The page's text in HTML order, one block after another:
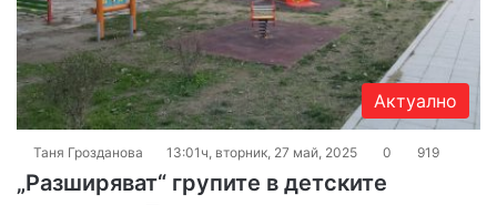
Актуално
Таня Грозданова 13:01ч, вторник, 27 май, 2025 0 919
„Разширяват“ групите в детските